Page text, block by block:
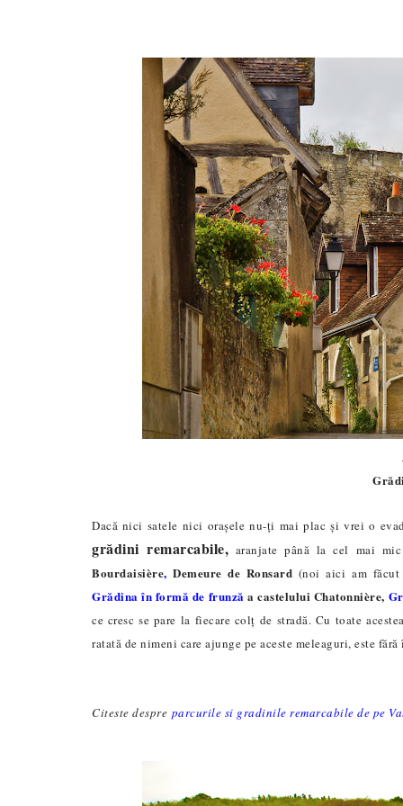
Dacă nici satele nici orașele nu-ți mai plac și vrei o
grădini remarcabile, aranjate până la cel mai
Bourdaisière,Demeure de Ronsard (noi aici am făcut
Grădina în formă de frunză a castelului Chatonnière,
ce cresc se pare la fiecare colț de stradă. Cu toate
ratată de nimeni care ajunge pe aceste meleaguri, este
Citeste despre parcurile si gradinile remarcabile de pe